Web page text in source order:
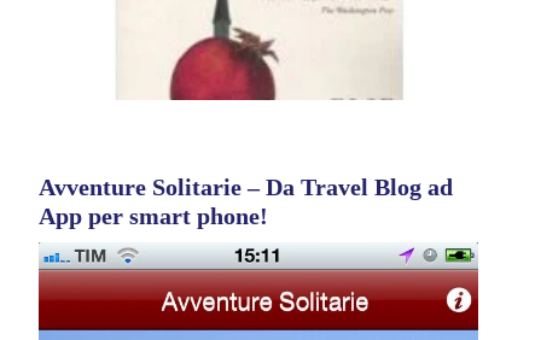
Avventure Solitarie – Da Travel Blog ad
App per smart phone!